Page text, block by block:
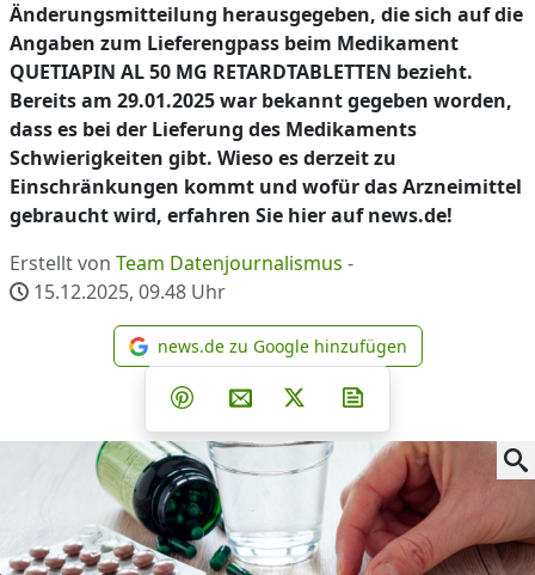
Änderungsmitteilung herausgegeben, die sich auf die
Angaben zum Lieferengpass beim Medikament
QUETIAPIN AL 50 MG RETARDTABLETTEN bezieht.
Bereits am 29.01.2025 war bekannt gegeben worden,
dass es bei der Lieferung des Medikaments
Schwierigkeiten gibt. Wieso es derzeit zu
Einschränkungen kommt und wofür das Arzneimittel
gebraucht wird, erfahren Sie hier auf news.de!
Erstellt von Team Datenjournalismus -
15.12.2025, 09.48 Uhr
news.de zu Google
news.de zu Google hinzufügen
Teilen auf Facebook
Teilen auf Whatsapp
Teilen auf Telegram
Teilen auf Pinterest
Per E-Mail teilen
Post auf X